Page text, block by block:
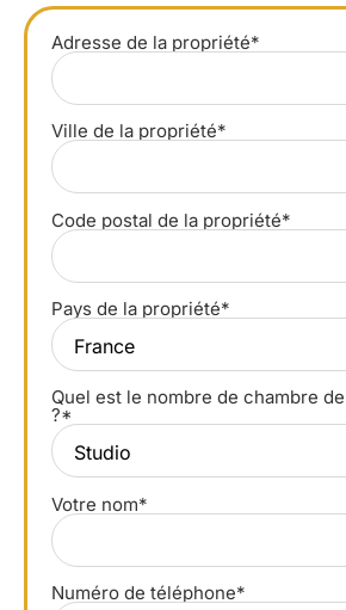
Adresse de la propriété*
Ville de la propriété*
Code postal de la propriété*
Pays de la propriété*
Quel est le nombre de chambre
?*
Votre nom*
Numéro de téléphone*